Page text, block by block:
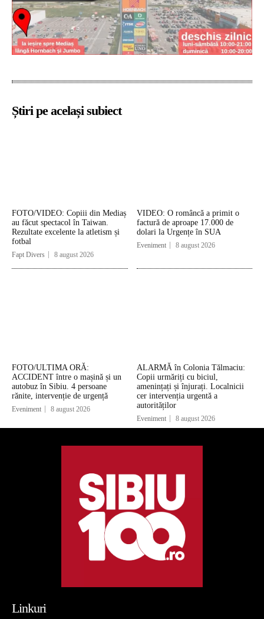
Știri pe același subiect
FOTO/VIDEO: Copiii din Mediaș
au făcut spectacol în Taiwan.
Rezultate excelente la atletism și
fotbal
Fapt Divers 8 august 2026
VIDEO: O româncă a primit o
factură de aproape 17.000 de
dolari la Urgențe în SUA
Eveniment 8 august 2026
FOTO/ULTIMA ORĂ:
ACCIDENT între o mașină și un
autobuz în Sibiu. 4 persoane
rănite, intervenție de urgență
Eveniment 8 august 2026
ALARMĂ în Colonia Tălmaciu:
Copii urmăriți cu biciul,
amenințați și înjurați. Localnicii
cer intervenția urgentă a
autorităților
Eveniment 8 august 2026
Linkuri